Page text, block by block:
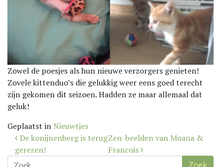
Zowel de poesjes als hun nieuwe verzorgers genieten!
Zovele kittenduo’s die gelukkig weer eens goed terecht
zijn gekomen dit seizoen. Hadden ze maar allemaal dat
geluk!
Geplaatst in Nieuwtjes
Bericht
navigatie
De konijnenberg is terug
gerezen!
Zen-beelden van Moana &
Francois
Zoek